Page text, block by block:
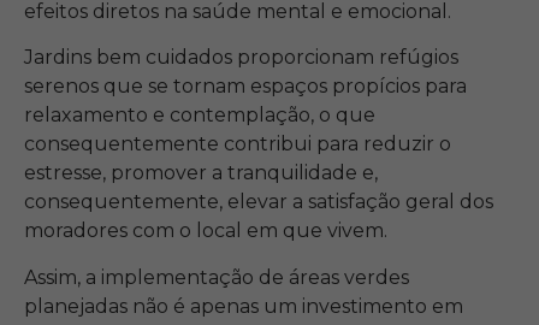
efeitos diretos na saúde mental e emocional.
Jardins bem cuidados proporcionam refúgios
serenos que se tornam espaços propícios para
relaxamento e contemplação, o que
consequentemente contribui para reduzir o
estresse, promover a tranquilidade e,
consequentemente, elevar a satisfação geral dos
moradores com o local em que vivem.
Assim, a implementação de áreas verdes
planejadas não é apenas um investimento em